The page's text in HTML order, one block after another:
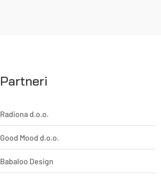
Partneri
Radiona d.o.o.
Good Mood d.o.o.
Babaloo Design